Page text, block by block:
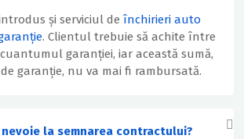
și serviciul de închirieri auto
. Clientul trebuie să achite între
cuantumul garanției, iar această sumă,
garanție, nu va mai fi rambursată.
nevoie la semnarea contractului?